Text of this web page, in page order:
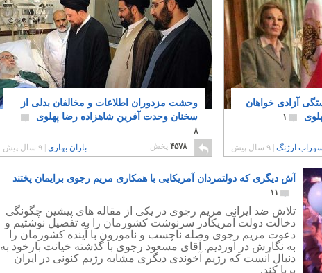
آزادی خواهان
۱
ارژنگ |۹ سال پیش
وحشت مزدوران اطلاعات و مخالفان بدلی از
سخنان وحدت آفرین شاهزاده رضا پهلوی
۸
۴۵۷۸پخش باران بهاری ۹ سال پیش
آش دیگری که دولتمردان آمریکایی با همکاری مریم رجوی برایمان پختند
۱۱
تلاش ضد ایرانی مریم رجوی در یکی از مقاله های پیشین چگونگی
دخالت دولت آمریکادر سرنوشت کشورمان را به تفصیل نوشتیم و
دعوت مریم رجوی وصله ناچسب و ناموزون با آینده کشورمان را
به نگارش در آوردیم. آقای مسعود رجوی با گذشته خیانت بارخود به
دنبال آنست که رژیم آخوندی دیگری مشابه رژیم کنونی در ایران
برپا کند.